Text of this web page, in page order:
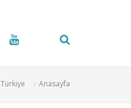
Türkiye Anasayfa